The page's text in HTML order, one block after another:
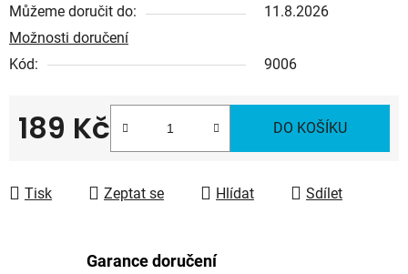
Můžeme doručit do:
11.8.2026
Možnosti doručení
Kód:
9006
189 Kč DO KOŠÍKU
Tisk Zeptat se Hlídat Sdílet
Garance doručení